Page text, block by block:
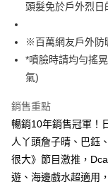
ATM付款
運送方式
付款後全家取貨
7-11取貨付款
每筆NT$85，滿
頭髮免於戶外烈日
※百萬網友戶外防
*噴臉時請均勻搖
氣)
銷售重點
暢銷10年銷售冠軍！
人丫頭詹子晴、巴鈺
很大》節目激推，
遊、海邊戲水超適用